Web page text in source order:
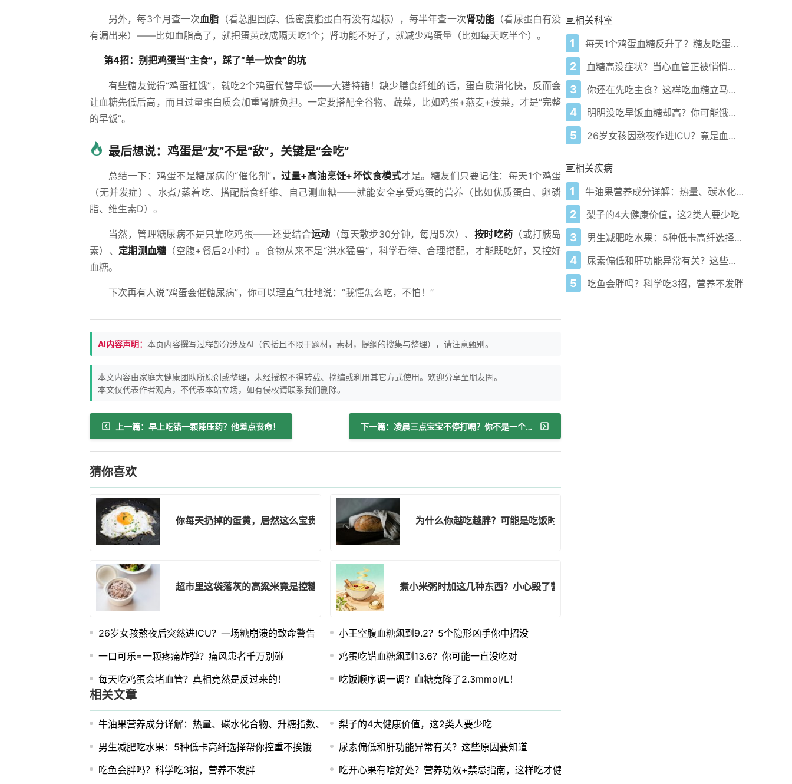
另外，每3个月查一次血脂 （看总胆固醇、低密度脂蛋白有没有超标），每半年查一次肾功能 （看尿蛋白有没
有漏出来）——比如血脂高了，就把蛋黄改成隔天吃1个；肾功能不好了，就减少鸡蛋量（比如每天吃半个）。
第4招：别把鸡蛋当“主食”，踩了“单一饮食”的坑
有些糖友觉得“鸡蛋扛饿”，就吃2个鸡蛋代替早饭——大错特错！缺少膳食纤维的话，蛋白质消化快，反而会
让血糖先低后高，而且过量蛋白质会加重肾脏负担。一定要搭配全谷物、蔬菜，比如鸡蛋+燕麦+菠菜，才是“完整
的早饭”。
最后想说：鸡蛋是“友”不是“敌”，关键是“会吃”
总结一下：鸡蛋不是糖尿病的“催化剂”，过量+高油烹饪+坏饮食模式才是。糖友们只要记住：每天1个鸡蛋
（无并发症）、水煮/蒸着吃、搭配膳食纤维、自己测血糖——就能安全享受鸡蛋的营养（比如优质蛋白、卵磷
脂、维生素D）。
当然，管理糖尿病不是只靠吃鸡蛋——还要结合运动 （每天散步30分钟，每周5次）、 按时吃药 （或打胰岛
素）、 定期测血糖 （空腹+餐后2小时）。食物从来不是“洪水猛兽”，科学看待、合理搭配，才能既吃好，又控好
血糖。
下次再有人说“鸡蛋会催糖尿病”，你可以理直气壮地说：“我懂怎么吃，不怕！”
AI内容声明： 本页内容撰写过程部分涉及AI（包括且不限于题材，素材，提纲的搜集与整理），请注意甄别。
本文内容由家庭大健康团队所原创或整理，未经授权不得转载、摘编或利用其它方式使用。欢迎分享至朋友圈。
本文仅代表作者观点，不代表本站立场，如有侵权请联系我们删除。
上一篇：早上吃错一颗降压药？他差点丧命！ 下一篇：凌晨三点宝宝不停打嗝？你不是一个人在崩溃
猜你喜欢
你每天扔掉的蛋黄，居然这么宝贵？ 为什么你越吃越胖？可能是吃饭时间错了
超市里这袋落灰的高粱米竟是控糖通便的秘密武器？ 煮小米粥时加这几种东西？小心毁了营养90%人已中招
26岁女孩熬夜后突然进ICU？一场糖崩溃的致命警告
小王空腹血糖飙到9.2？5个隐形凶手你中招没
一口可乐=一颗疼痛炸弹？痛风患者千万别碰
鸡蛋吃错血糖飙到13.6？你可能一直没吃对
每天吃鸡蛋会堵血管？真相竟然是反过来的！
吃饭顺序调一调？血糖竟降了2.3mmol/L！
相关文章
牛油果营养成分详解：热量、碳水化合物、升糖指数、蛋白质、纤维与脂肪梨子的4大健康价值，这2类人要少吃
男生减肥吃水果：5种低卡高纤选择帮你控重不挨饿
尿素偏低和肝功能异常有关？这些原因要知道
吃鱼会胖吗？科学吃3招，营养不发胖
吃开心果有啥好处？营养功效+禁忌指南，这样吃才健康
相关科室
1 每天1个鸡蛋血糖反升了？糖友吃蛋的3个雷区你踩了没
2 血糖高没症状？当心血管正被悄悄损伤！
3 你还在先吃主食？这样吃血糖立马稳了
4 明明没吃早饭血糖却高？你可能饿错了时间
5 26岁女孩因熬夜作进ICU？竟是血糖长期失控
相关疾病
1 牛油果营养成分详解：热量、碳水化合物、升糖指数、蛋白质、纤维与脂肪
2 梨子的4大健康价值，这2类人要少吃
3 男生减肥吃水果：5种低卡高纤选择帮你控重不挨饿
4 尿素偏低和肝功能异常有关？这些原因要知道
5 吃鱼会胖吗？科学吃3招，营养不发胖